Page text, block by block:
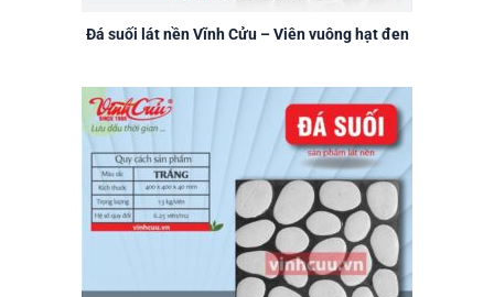
Đá suối lát nền Vĩnh Cửu – Viên vuông hạt đen